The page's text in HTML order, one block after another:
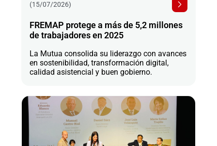
(15/07/2026)
FREMAP protege a más de 5,2 millones
de trabajadores en 2025
La Mutua consolida su liderazgo con avances
en sostenibilidad, transformación digital,
calidad asistencial y buen gobierno.